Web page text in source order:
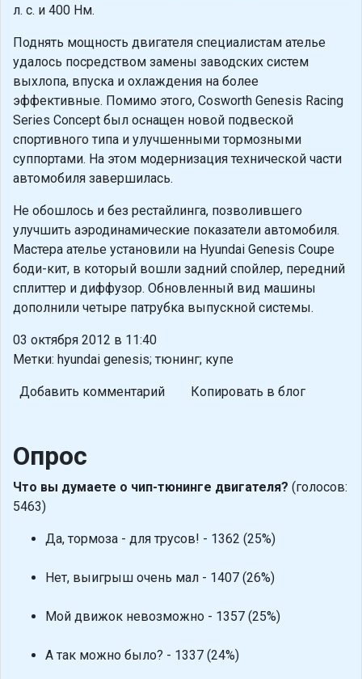
л. с. и 400 Нм.
Поднять мощность двигателя специалистам ателье
удалось посредством замены заводских систем
выхлопа, впуска и охлаждения на более
эффективные. Помимо этого, Cosworth Genesis Racing
Series Concept был оснащен новой подвеской
спортивного типа и улучшенными тормозными
суппортами. На этом модернизация технической части
автомобиля завершилась.
Не обошлось и без рестайлинга, позволившего
улучшить аэродинамические показатели автомобиля.
Мастера ателье установили на Hyundai Genesis Coupe
боди-кит, в который вошли задний спойлер, передний
сплиттер и диффузор. Обновленный вид машины
дополнили четыре патрубка выпускной системы.
03 октября 2012 в 11:40
Метки: hyundai genesis; тюнинг; купе
Добавить комментарий Копировать в блог
Опрос
Что вы думаете о чип-тюнинге двигателя? (голосов:
5463)
Да, тормоза - для трусов! - 1362 (25%)
Нет, выигрыш очень мал - 1407 (26%)
Мой движок невозможно - 1357 (25%)
А так можно было? - 1337 (24%)